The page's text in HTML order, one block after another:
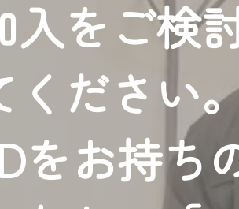
入をご検
ください
をお持ち
ン変更により、お住まいの地域
プリやＰＣブラウザから、いつ
サービスエリア20市町の地域情報
意】
9月24日からはご加入者様へのサー
Web TV』を利用いただくには
サービスへの加入と『CCNetマイ
ご理解ご了承の程よろしくお願い